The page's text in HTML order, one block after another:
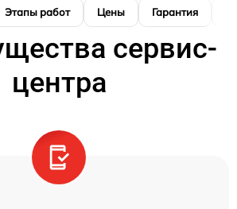
Этапы работ Цены Гарантия
сервис-
центра